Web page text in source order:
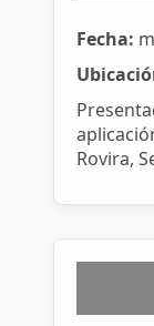
Fecha:
Rovira,